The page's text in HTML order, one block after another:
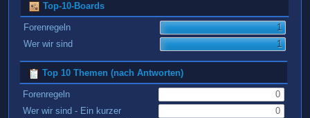
Top-10-Boards
Forenregeln
1
Wer wir sind
1
Top 10 Themen (nach Antworten)
Forenregeln
0
Wer wir sind - Ein kurzer
0